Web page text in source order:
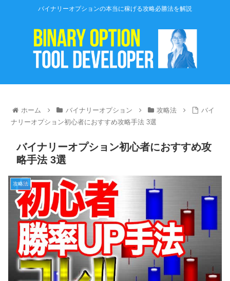
バイナリーオプションの本当に稼げる攻略必勝法を解説
ホーム バイナリーオプション 攻略法
バイ
ナリーオプション初心者におすすめ攻略手法 3選
バイナリーオプション初心者におすすめ攻
略手法 3選
攻略法